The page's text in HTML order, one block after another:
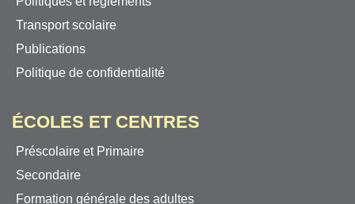
Transport scolaire
Publications
Politique de confidentialité
ÉCOLES ET CENTRES
Préscolaire et Primaire
Secondaire
Formation générale des adultes